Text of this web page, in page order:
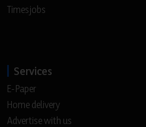
Timesjobs
Services
E-Paper
Home delivery
Advertise with us